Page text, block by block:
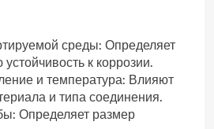
среды: Определяет
к коррозии.
и температура: Влияют
и типа соединения.
Определяет размер